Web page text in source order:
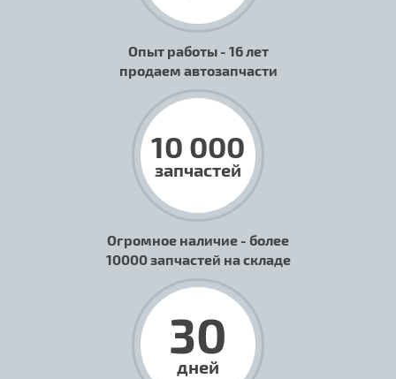
Опыт работы - 16 лет
продаем автозапчасти
10 000
запчастей
Огромное наличие - более
10000 запчастей на складе
30
дней